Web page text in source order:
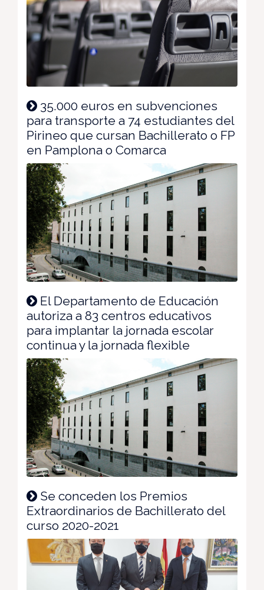
35.000 euros en subvenciones
para transporte a 74 estudiantes del
Pirineo que cursan Bachillerato o FP
en Pamplona o Comarca
El Departamento de Educación
autoriza a 83 centros educativos
para implantar la jornada escolar
continua y la jornada flexible
Se conceden los Premios
Extraordinarios de Bachillerato del
curso 2020-2021